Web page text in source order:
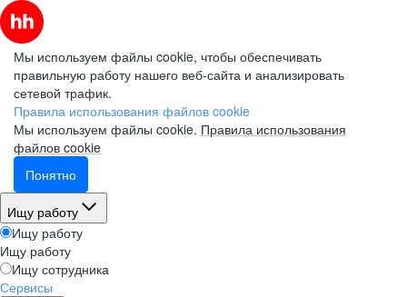
Мы используем файлы cookie, чтобы обеспечивать
правильную работу нашего веб-сайта и анализировать
сетевой трафик.
Правила использования файлов cookie
Мы используем файлы cookie. Правила использования
файлов cookie
Понятно
Ищу работу
Ищу работу
Ищу работу
Ищу сотрудника
Сервисы